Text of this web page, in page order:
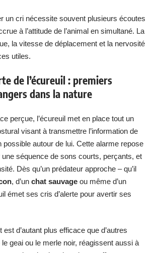
un cri nécessite souvent plusieurs écoutes
à l’attitude de l’animal en simultané. La
la vitesse de déplacement et la nervosité
utiles.
de l’écureuil : premiers
dans la nature
perçue, l’écureuil met en place tout un
visant à transmettre l’information de
possible autour de lui. Cette alarme repose
séquence de sons courts, perçants, et
Dès qu’un prédateur approche – qu’il
, d’un chat sauvage ou même d’un
émet ses cris d’alerte pour avertir ses
d’autant plus efficace que d’autres
geai ou le merle noir, réagissent aussi à